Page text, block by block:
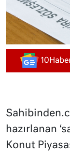
hazırlanan
Konut